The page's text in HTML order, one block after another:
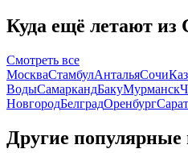
Куда ещё летают из
Смотреть все
МоскваСтамбулАнтальяСочи
ВодыСамаркандБакуМурманск
НовгородБелградОренбург
Другие популярные